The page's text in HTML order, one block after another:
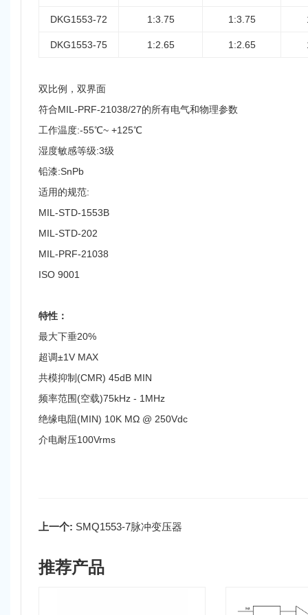
DKG1553-72 1:3.75 1:3.75
DKG1553-75 1:2.65 1:2.65
双比例，双界面
符合MIL-PRF-21038/27的所有电气和物理参数
工作温度:-55℃~ +125℃
湿度敏感等级:3级
铅漆:SnPb
适用的规范:
MIL-STD-1553B
MIL-STD-202
MIL-PRF-21038
ISO 9001
特性：
最大下垂20%
超调±1V MAX
共模抑制(CMR) 45dB MIN
频率范围(空载)75kHz - 1MHz
绝缘电阻(MIN) 10K MΩ @ 250Vdc
介电耐压100Vrms
上一个: SMQ1553-7脉冲变压器
推荐产品